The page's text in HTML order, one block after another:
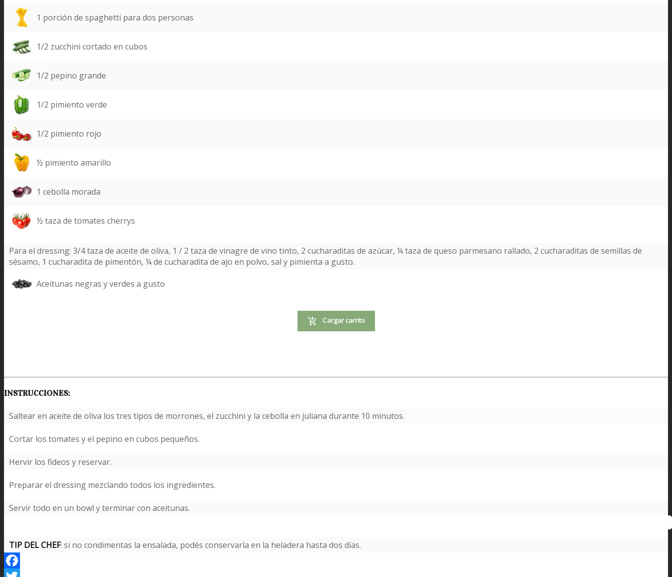
1 porción de spaghetti para dos personas
1/2 zucchini cortado en cubos
1/2 pepino grande
1/2 pimiento verde
1/2 pimiento rojo
½ pimiento amarillo
1 cebolla morada
½ taza de tomates cherrys
Para el dressing: 3/4 taza de aceite de oliva, 1 / 2 taza de vinagre de vino tinto, 2 cucharaditas de azúcar, ¼ taza de queso parmesano rallado, 2 cucharaditas de semillas de
sésamo, 1 cucharadita de pimentón, ¼ de cucharadita de ajo en polvo, sal y pimienta a gusto.
Aceitunas negras y verdes a gusto
Cargar carrito
INSTRUCCIONES:
Saltear en aceite de oliva los tres tipos de morrones, el zucchini y la cebolla en juliana durante 10 minutos.
Cortar los tomates y el pepino en cubos pequeños.
Hervir los fideos y reservar.
Preparar el dressing mezclando todos los ingredientes.
Servir todo en un bowl y terminar con aceitunas.
TIP DEL CHEF: si no condimentas la ensalada, podés conservarla en la heladera hasta dos días.